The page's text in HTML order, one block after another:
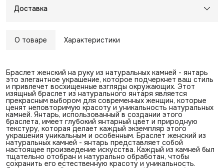
Доставка
О товаре Характеристики
Браслет женский на руку из натуральных камней - янтарь
это элегантное украшение, которое подчеркнет ваш стиль
и привлечет восхищенные взгляды окружающих. Этот
изящный браслет из натурального янтаря является
прекрасным выбором для современных женщин, которые
ценят неповторимую красоту и уникальность натуральных
камней. Янтарь, использованный в создании этого
браслета, имеет глубокий янтарный цвет и природную
текстуру, которая делает каждый экземпляр этого
украшения уникальным и особенным. Браслет женский из
натуральных камней - янтарь представляет собой
настоящее произведение искусства. Каждый из камней был
тщательно отобран и натурально обработан, чтобы
сохранить его естественную красоту и уникальность.